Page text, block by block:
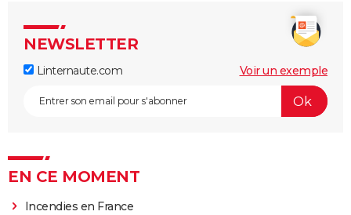
NEWSLETTER
Linternaute.com Voir un exemple
EN CE MOMENT
Incendies en France